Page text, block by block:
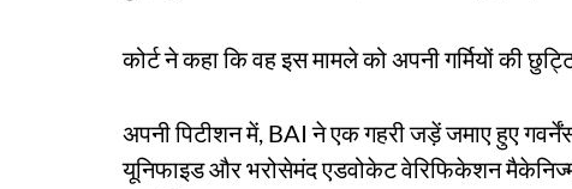
कोर्ट ने कहा कि वह इस मामले को अपनी गर्मियों की
अपनी पिटीशन में, BAI ने एक गहरी जड़ें जमाए हुए
यूनिफाइड और भरोसेमंद एडवोकेट वेरिफिकेशन